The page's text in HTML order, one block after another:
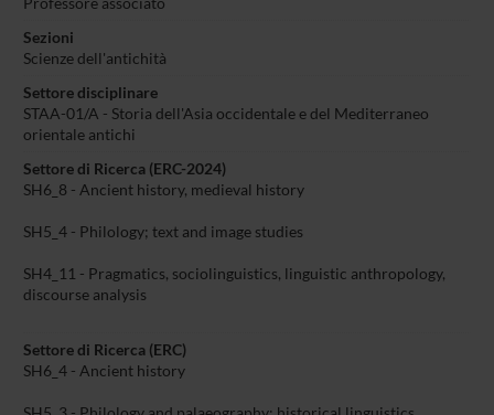
Sezioni
Scienze dell'antichità
Settore disciplinare
STAA-01/A - Storia dell'Asia occidentale e del Mediterraneo
orientale antichi
Settore di Ricerca (ERC-2024)
SH6_8 - Ancient history, medieval history
SH5_4 - Philology; text and image studies
SH4_11 - Pragmatics, sociolinguistics, linguistic anthropology,
discourse analysis
Settore di Ricerca (ERC)
SH6_4 - Ancient history